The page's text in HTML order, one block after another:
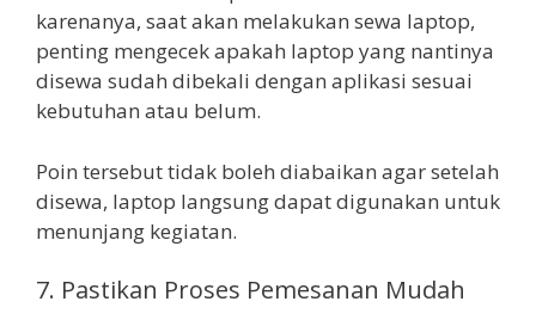
karenanya, saat akan melakukan sewa laptop,
penting mengecek apakah laptop yang nantinya
disewa sudah dibekali dengan aplikasi sesuai
kebutuhan atau belum.
Poin tersebut tidak boleh diabaikan agar setelah
disewa, laptop langsung dapat digunakan untuk
menunjang kegiatan.
7. Pastikan Proses Pemesanan Mudah